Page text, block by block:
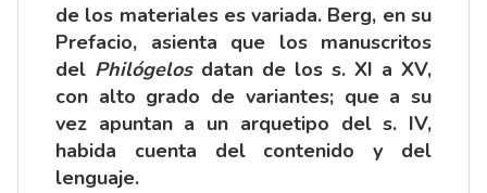
de los materiales es variada. Berg, en su
Prefacio, asienta que los manuscritos
del Philógelosdatan de los s. XI a XV,
con alto grado de variantes; que a su
vez apuntan a un arquetipo del s. IV,
habida cuenta del contenido y del
lenguaje.